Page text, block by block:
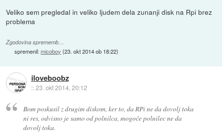
Veliko sem pregledal in veliko ljudem dela zunanji disk na Rpi brez
problema
Zgodovina sprememb…
spremenil:micoboy (23. okt 2014 ob 18:22)
iloveboobz
::23. okt 2014, 20:12
Bom poskusil z drugim diskom, ker to, da RPi ne da dovolj toka
ni res, odvisno je samo od polnilca, mogoče polnilec ne da
dovolj toka.